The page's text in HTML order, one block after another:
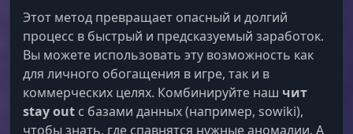
Anomaly Magnet & Wall
Фарм артефактов. Притяни аномалии в
удобную точку (Magnet) или создай
невидимую стену, чтобы случайно не влететь
в "Жарку".
Этот метод превращает опасный и долгий
процесс в быстрый и предсказуемый заработок.
Вы можете использовать эту возможность как
для личного обогащения в игре, так и в
коммерческих целях. Комбинируйте наш чит
stay out с базами данных (например, sowiki),
чтобы знать, где спавнятся нужные аномалии. А